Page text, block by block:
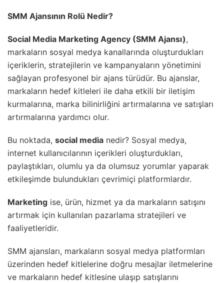
SMM Ajansının Rolü Nedir?
Social Media Marketing Agency (SMM Ajansı),
markaların sosyal medya kanallarında oluşturdukları
içeriklerin, stratejilerin ve kampanyaların yönetimini
sağlayan profesyonel bir ajans türüdür. Bu ajanslar,
markaların hedef kitleleri ile daha etkili bir iletişim
kurmalarına, marka bilinirliğini artırmalarına ve satışları
artırmalarına yardımcı olur.
Bu noktada, social media nedir? Sosyal medya,
internet kullanıcılarının içerikleri oluşturdukları,
paylaştıkları, olumlu ya da olumsuz yorumlar yaparak
etkileşimde bulundukları çevrimiçi platformlardır.
Marketing ise, ürün, hizmet ya da markaların satışını
artırmak için kullanılan pazarlama stratejileri ve
faaliyetleridir.
SMM ajansları, markaların sosyal medya platformları
üzerinden hedef kitlelerine doğru mesajlar iletmelerine
ve markaların hedef kitlesine ulaşıp satışlarını